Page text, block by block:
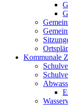
Kommunale